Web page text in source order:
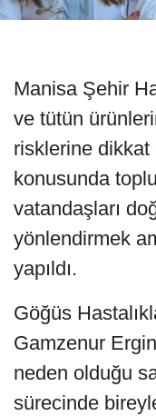
Manisa Şehir
ve tütün
risklerine dikkat
konusunda
vatandaşları
yönlendirmek
yapıldı.
Göğüs
Gamzenur
neden olduğu
sürecinde